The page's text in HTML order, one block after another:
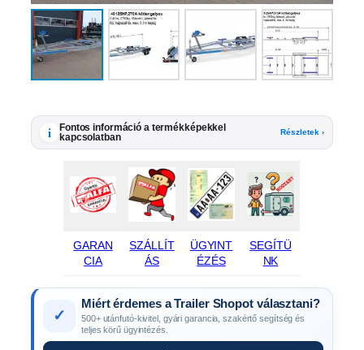
i
Fontos információ a termékképekkel
kapcsolatban
Részletek ›
GARAN
CIA
SZÁLLÍT
ÁS
ÜGYINT
ÉZÉS
SEGÍTÜ
NK
✓
Miért érdemes a Trailer Shopot választani?
500+ utánfutó-kivitel, gyári garancia, szakértő segítség és
teljes körű ügyintézés.